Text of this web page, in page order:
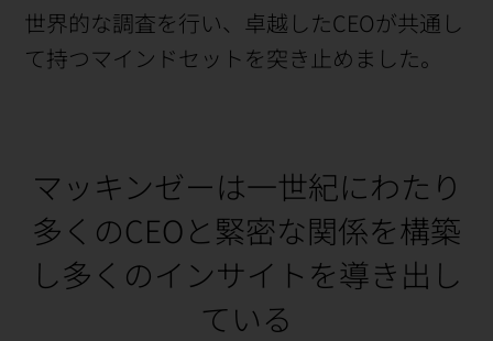
世界的な調査を行い、卓越したCEOが共通し
て持つマインドセットを突き止めました。
マッキンゼーは一世紀にわたり
多くのCEOと緊密な関係を構築
し多くのインサイトを導き出し
ている